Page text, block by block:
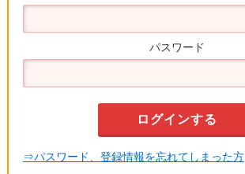
パスワード
⇒パスワード、登録情報を忘れてしまった方